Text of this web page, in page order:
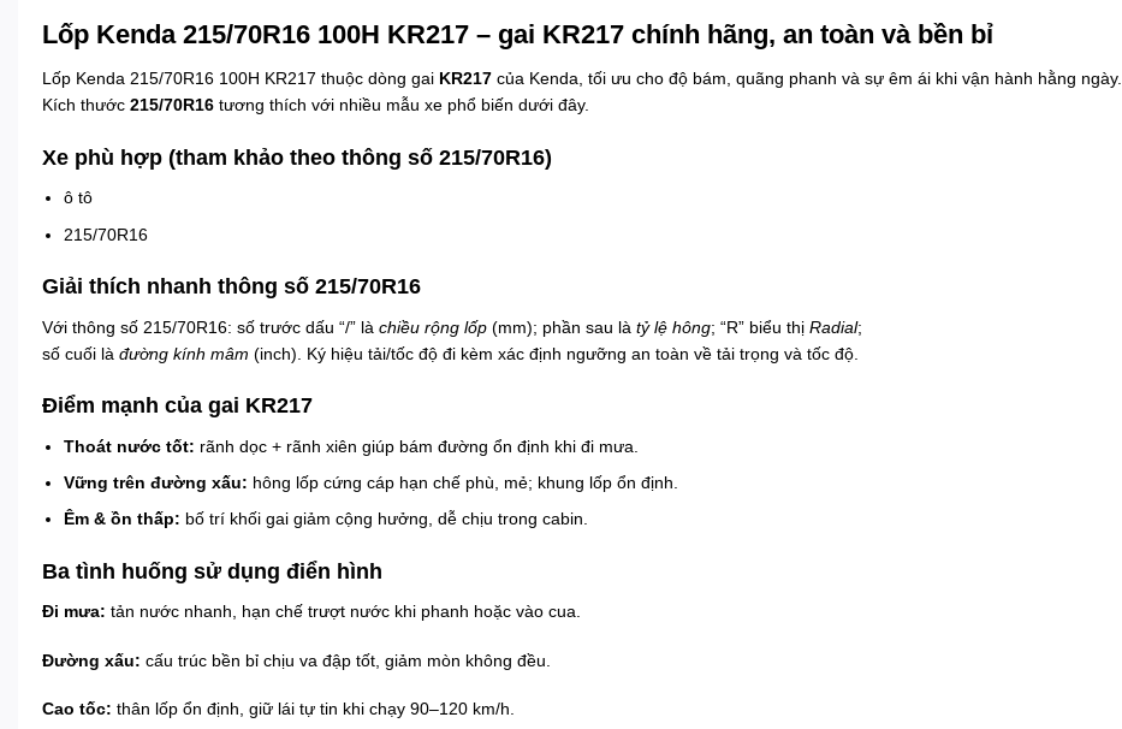
Lốp Kenda 215/70R16 100H KR217 – gai KR217 chính hãng, an toàn và bền bỉ
Lốp Kenda 215/70R16 100H KR217 thuộc dòng gai KR217 của Kenda, tối ưu cho độ bám, quãng phanh và sự êm ái khi vận hành hằng ngày.
Kích thước 215/70R16 tương thích với nhiều mẫu xe phổ biến dưới đây.
Xe phù hợp (tham khảo theo thông số 215/70R16)
ô tô
215/70R16
Giải thích nhanh thông số 215/70R16
Với thông số 215/70R16: số trước dấu “/” là chiều rộng lốp (mm); phần sau là tỷ lệ hông; “R” biểu thị Radial;
số cuối là đường kính mâm (inch). Ký hiệu tải/tốc độ đi kèm xác định ngưỡng an toàn về tải trọng và tốc độ.
Điểm mạnh của gai KR217
Thoát nước tốt: rãnh dọc + rãnh xiên giúp bám đường ổn định khi đi mưa.
Vững trên đường xấu: hông lốp cứng cáp hạn chế phù, mẻ; khung lốp ổn định.
Êm & ồn thấp: bố trí khối gai giảm cộng hưởng, dễ chịu trong cabin.
Ba tình huống sử dụng điển hình
Đi mưa: tản nước nhanh, hạn chế trượt nước khi phanh hoặc vào cua.
Đường xấu: cấu trúc bền bỉ chịu va đập tốt, giảm mòn không đều.
Cao tốc: thân lốp ổn định, giữ lái tự tin khi chạy 90–120 km/h.